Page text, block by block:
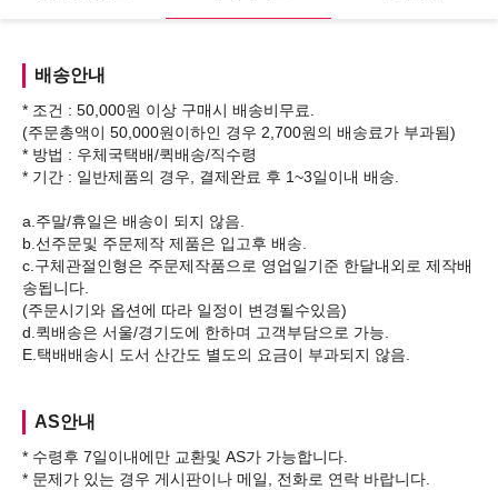
배송안내
* 조건 : 50,000원 이상 구매시 배송비무료.
(주문총액이 50,000원이하인 경우 2,700원의 배송료가 부과됨)
* 방법 : 우체국택배/퀵배송/직수령
* 기간 : 일반제품의 경우, 결제완료 후 1~3일이내 배송.
a.주말/휴일은 배송이 되지 않음.
b.선주문및 주문제작 제품은 입고후 배송.
c.구체관절인형은 주문제작품으로 영업일기준 한달내외로 제작배
송됩니다.
(주문시기와 옵션에 따라 일정이 변경될수있음)
d.퀵배송은 서울/경기도에 한하며 고객부담으로 가능.
AS안내
* 수령후 7일이내에만 교환및 AS가 가능합니다.
* 문제가 있는 경우 게시판이나 메일, 전화로 연락 바랍니다.